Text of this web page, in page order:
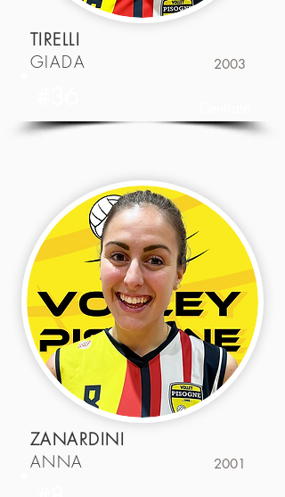
TIRELLI
2003
GIADA
ZANARDINI
2001
ANNA